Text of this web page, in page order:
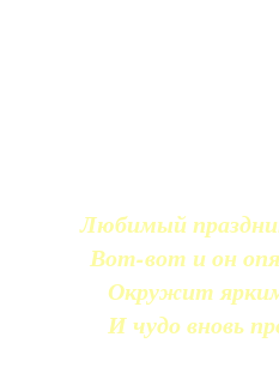
Любимый
Вот-вот и он
Окружит
И чудо вновь